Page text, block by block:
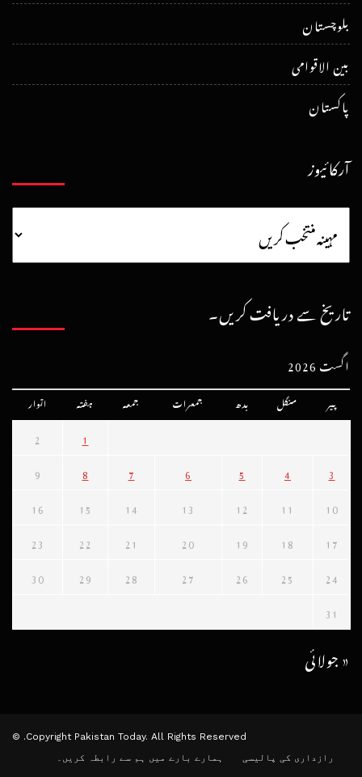
بلوچستان
بین الاقوامی
پاکستان
آرکائیوز
تاریخ سے دریافت کریں۔
اگست 2026
پیر منگل بدھ جمعرات جمعہ ہفتہ اتوار
1
2
3
4
5
6
7
8
9
10
11
12
13
14
15
16
17
18
19
20
21
22
23
24
25
26
27
28
29
30
31
« جولائی
Copyright Pakistan Today. All Rights Reserved. ©
رازداری کی پالیسی
ہمارے بارے میں ہم سے رابطہ کریں۔